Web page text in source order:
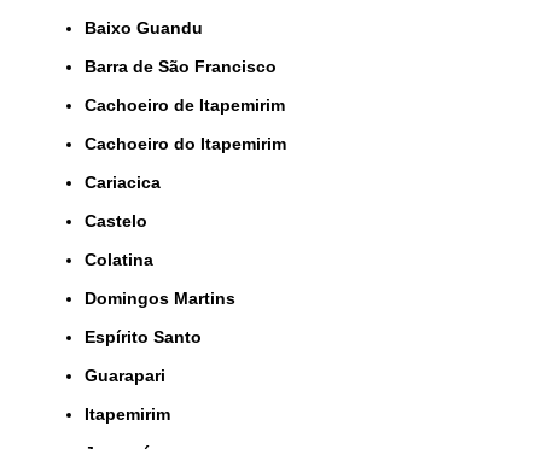
Baixo Guandu
Barra de São Francisco
Cachoeiro de Itapemirim
Cachoeiro do Itapemirim
Cariacica
Castelo
Colatina
Domingos Martins
Espírito Santo
Guarapari
Itapemirim